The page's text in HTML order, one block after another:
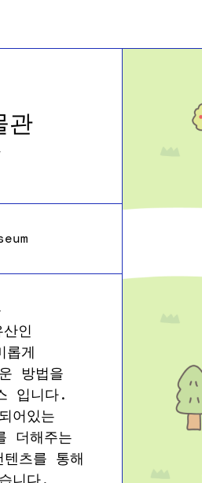
관
인
게
방법을
입니다.
어있는
더해주는
츠를 통해